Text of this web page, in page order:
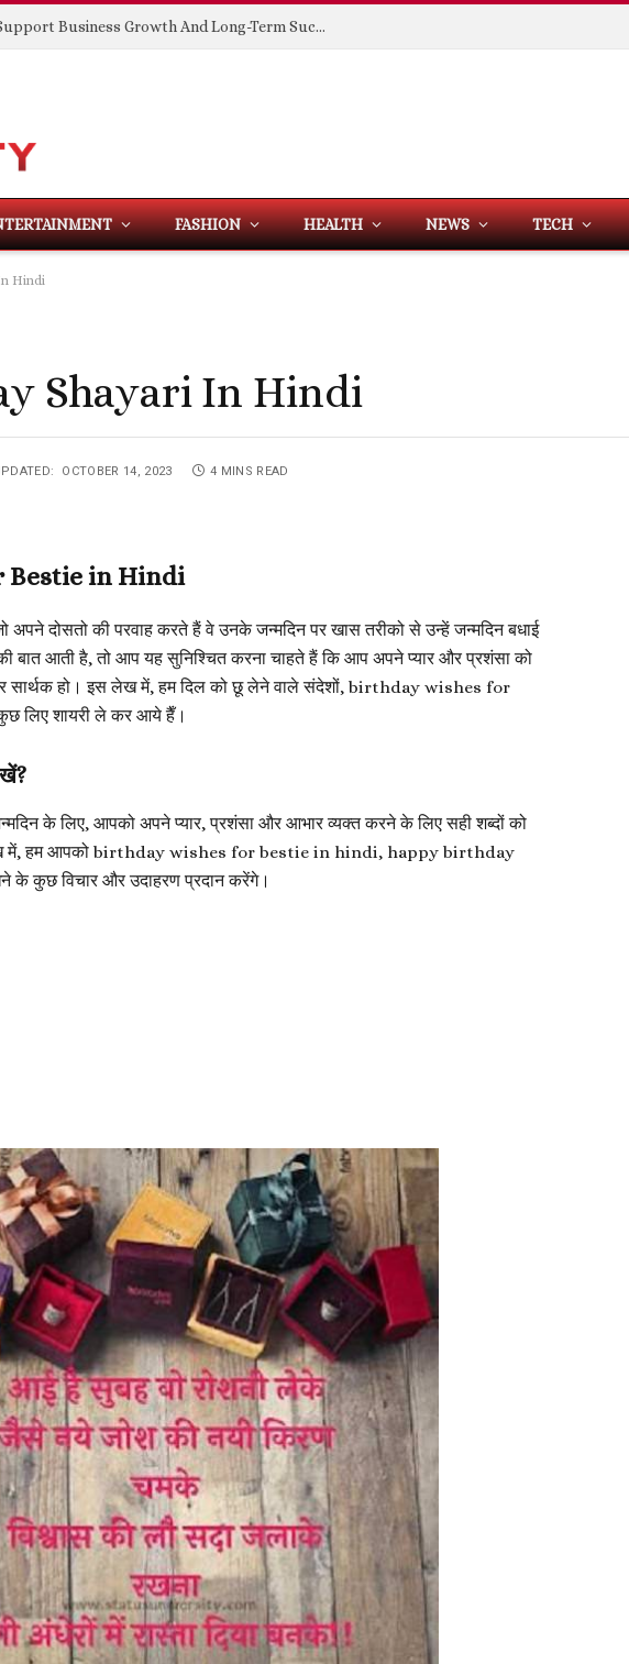
Building Spaces That Support Business Growth And Long-Term Success
FASHION HEALTH NEWS TECH
Hindi
Shayari In Hindi
OCTOBER 14, 2023 4 MINS READ
Bestie in Hindi
अपने दोसतो की परवाह करते हैं वे उनके जन्मदिन पर खास तरीको से उन्हें जन्मदिन बधाई
बात आती है, तो आप यह सुनिश्चित करना चाहते हैं कि आप अपने प्यार और प्रशंसा को
सार्थक हो। इस लेख में, हम दिल को छू लेने वाले संदेशों, birthday wishes for
लिए शायरी ले कर आये हैँ।
के लिए, आपको अपने प्यार, प्रशंसा और आभार व्यक्त करने के लिए सही शब्दों को
लेख में, हम आपको birthday wishes for bestie in hindi, happy birthday
कुछ विचार और उदाहरण प्रदान करेंगे।